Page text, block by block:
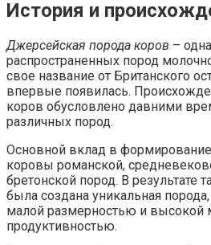
История и
Джерсейская порода коров –
распространенных пород
свое название от Британского
впервые появилась.
коров обусловлено давними
различных пород.
Основной вклад в
коровы романской,
бретонской пород. В результате
была создана уникальная
малой размерностью и высокой
продуктивностью.